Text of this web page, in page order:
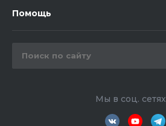
Помощь
Мы в соц. сетях